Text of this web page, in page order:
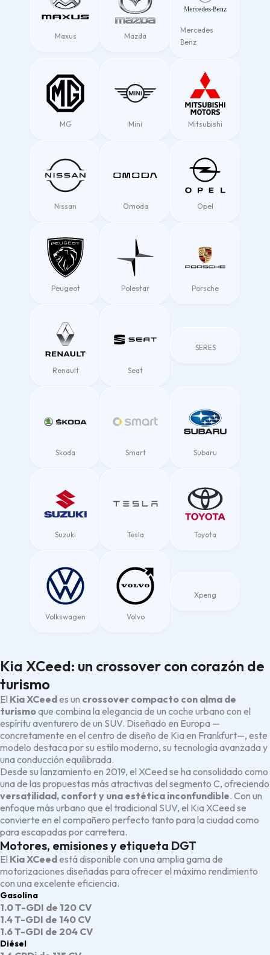
Maxus Mazda
Mercedes
Benz
MG Mini Mitsubishi
Nissan Omoda Opel
Peugeot Polestar Porsche
Renault Seat
SERES
Skoda Smart Subaru
Suzuki Tesla Toyota
Volkswagen Volvo
Xpeng
Kia XCeed: un crossover con corazón de
turismo
El Kia XCeedes un crossover compacto con alma de
turismoque combina la elegancia de un coche urbano con el
espíritu aventurero de un SUV. Diseñado en Europa —
concretamente en el centro de diseño de Kia en Frankfurt—, este
modelo destaca por su estilo moderno, su tecnología avanzada y
una conducción equilibrada.
Desde su lanzamiento en 2019, el XCeed se ha consolidado como
una de las propuestas más atractivas del segmento C, ofreciendo
versatilidad, confort y una estética inconfundible. Con un
enfoque más urbano que el tradicional SUV, el Kia XCeed se
convierte en el compañero perfecto tanto para la ciudad como
para escapadas por carretera.
Motores, emisiones y etiqueta DGT
El Kia XCeedestá disponible con una amplia gama de
motorizaciones diseñadas para ofrecer el máximo rendimiento
con una excelente eficiencia.
Gasolina
1.0 T-GDI de 120 CV
1.4 T-GDI de 140 CV
1.6 T-GDI de 204 CV
Diésel